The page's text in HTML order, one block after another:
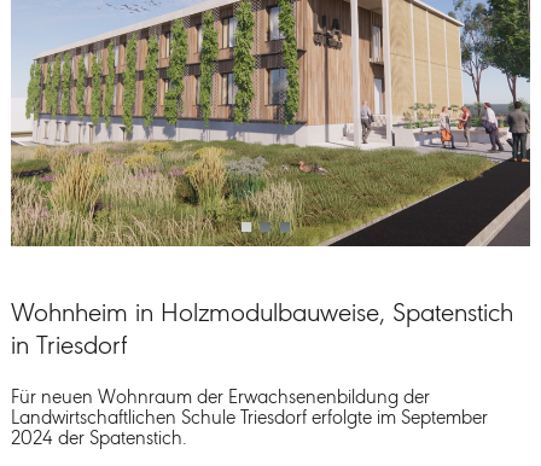
Wohnheim in Holzmodulbauweise, Spatenstich
in Triesdorf
Für neuen Wohnraum der Erwachsenenbildung der
Landwirtschaftlichen Schule Triesdorf erfolgte im September
2024 der Spatenstich.